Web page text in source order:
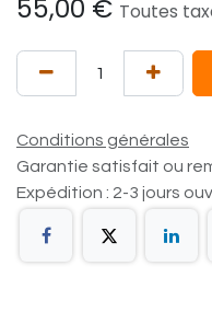
55,00 € Toutes
Conditions générales
Garantie satisfait ou
Expédition : 2-3 jours